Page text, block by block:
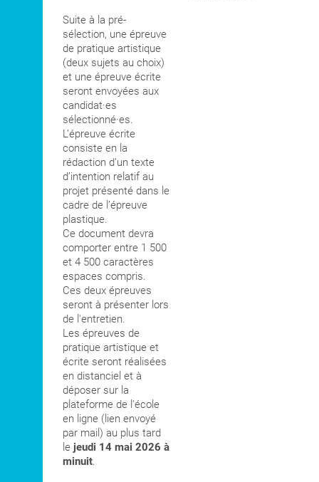
Suite à la pré-
sélection, une épreuve
de pratique artistique
(deux sujets au choix)
et une épreuve écrite
seront envoyées aux
candidat·es
sélectionné·es.
L’épreuve écrite
consiste en la
rédaction d’un texte
d’intention relatif au
projet présenté dans le
cadre de l’épreuve
plastique.
Ce document devra
comporter entre 1 500
et 4 500 caractères
espaces compris.
Ces deux épreuves
seront à présenter lors
de l'entretien.
Les épreuves de
pratique artistique et
écrite seront réalisées
en distanciel et à
déposer sur la
plateforme de l'école
en ligne (lien envoyé
par mail) au plus tard
le jeudi 14 mai 2026 à
minuit.